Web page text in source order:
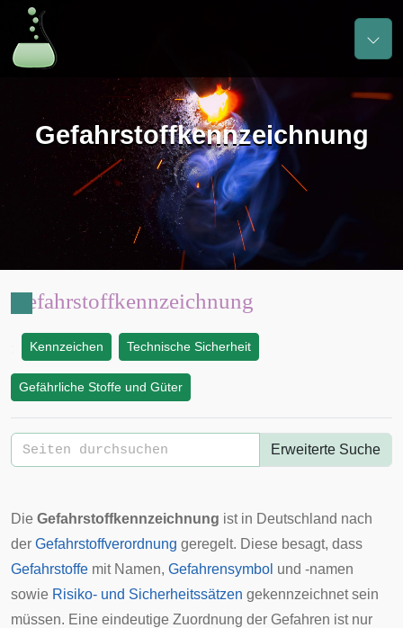
Gefahrstoffkennzeichnung
Gefahrstoffkennzeichnung
Kennzeichen Technische Sicherheit
Gefährliche Stoffe und Güter
Erweiterte Suche
Die Gefahrstoffkennzeichnung ist in Deutschland nach
der Gefahrstoffverordnung geregelt. Diese besagt, dass
Gefahrstoffe mit Namen, Gefahrensymbol und -namen
sowie Risiko- und Sicherheitssätzen gekennzeichnet sein
müssen. Eine eindeutige Zuordnung der Gefahren ist nur